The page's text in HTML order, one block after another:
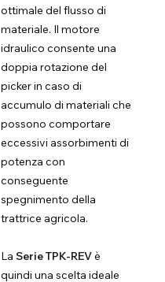
ottimale del flusso di
materiale. Il motore
idraulico consente una
doppia rotazione del
picker in caso di
accumulo di materiali che
possono comportare
eccessivi assorbimenti di
potenza con
conseguente
spegnimento della
trattrice agricola.
LaSerie TPK-REVè
quindi una scelta ideale